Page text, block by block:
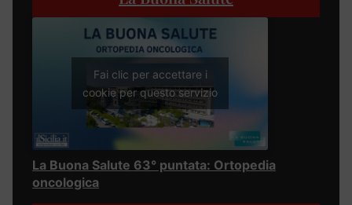
Fai clic per accettare i
cookie per questo servizio
La Buona Salute 63° puntata: Ortopedia
oncologica